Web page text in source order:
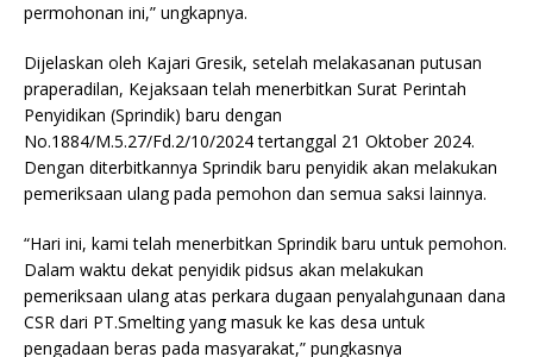
permohonan ini,” ungkapnya.
Dijelaskan oleh Kajari Gresik, setelah melakasanan putusan
praperadilan, Kejaksaan telah menerbitkan Surat Perintah
Penyidikan (Sprindik) baru dengan
No.1884/M.5.27/Fd.2/10/2024 tertanggal 21 Oktober 2024.
Dengan diterbitkannya Sprindik baru penyidik akan melakukan
pemeriksaan ulang pada pemohon dan semua saksi lainnya.
“Hari ini, kami telah menerbitkan Sprindik baru untuk pemohon.
Dalam waktu dekat penyidik pidsus akan melakukan
pemeriksaan ulang atas perkara dugaan penyalahgunaan dana
CSR dari PT.Smelting yang masuk ke kas desa untuk
pengadaan beras pada masyarakat,” pungkasnya